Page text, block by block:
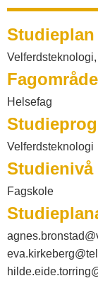
a
t
a
l
o
g
V
Studieplan
Fagområde
Helsefag
Velferdsteknologi
Studienivå
Fagskole